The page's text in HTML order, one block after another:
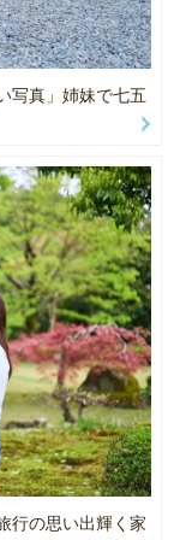
承れる場合もござ
点の事前情報をお知
父、母、子２人の
友達同士 etc...）
もお願いします
ただきますので、
など
写真」姉妹で七五
行の思い出輝く家